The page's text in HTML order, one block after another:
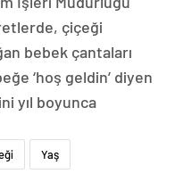
çiçeği
bebek çantaları
‘hoş geldin’ diyen
yıl boyunca
Yaş